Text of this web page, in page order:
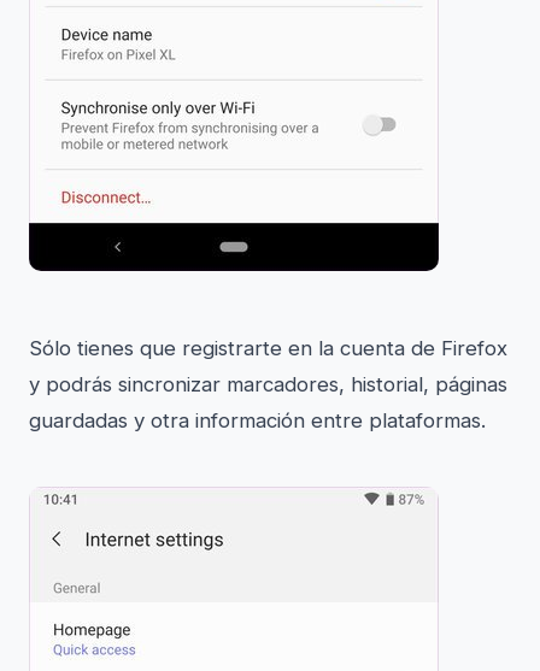
Sólo tienes que registrarte en la cuenta de Firefox
y podrás sincronizar marcadores, historial, páginas
guardadas y otra información entre plataformas.